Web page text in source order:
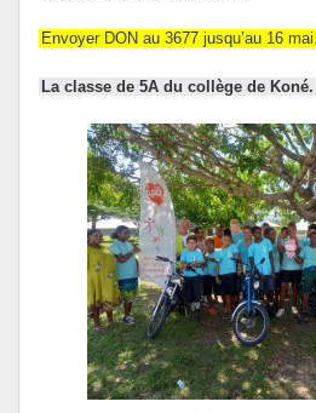
Envoyer DON au 3677 jusqu’au 16 mai.
La classe de 5A du collège de Koné.